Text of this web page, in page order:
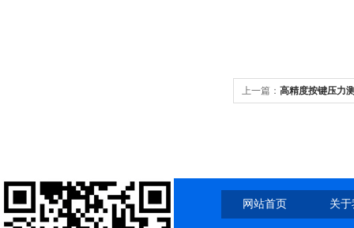
上一篇： 高精度按键压力
网站首页 关